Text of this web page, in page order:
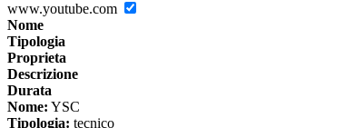
www.youtube.com
Nome
Tipologia
Proprieta
Descrizione
Durata
Nome: YSC
Tipologia: tecnico